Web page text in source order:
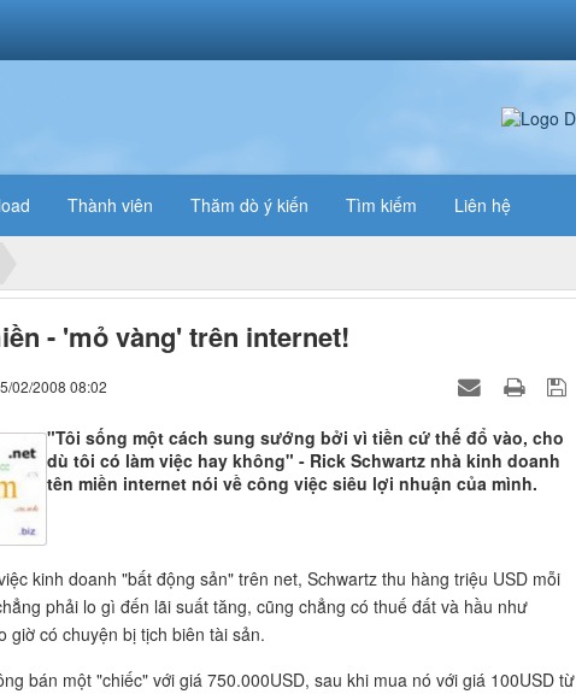
Thành viên Thăm dò ý kiến Tìm kiếm Liên hệ
- 'mỏ vàng' trên internet!
02/2008 08:02
"Tôi sống một cách sung sướng bởi vì tiền cứ thế đổ vào, cho
dù tôi có làm việc hay không" - Rick Schwartz nhà kinh doanh
tên miền internet nói về công việc siêu lợi nhuận của mình.
kinh doanh "bất động sản" trên net, Schwartz thu hàng triệu USD mỗi
phải lo gì đến lãi suất tăng, cũng chẳng có thuế đất và hầu như
giờ có chuyện bị tịch biên tài sản.
bán một "chiếc" với giá 750.000USD, sau khi mua nó với giá 100USD từ